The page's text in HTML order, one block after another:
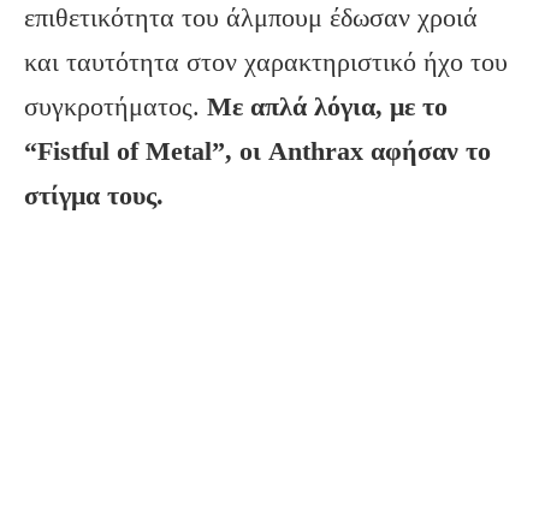
επιθετικότητα του άλμπουμ έδωσαν χροιά
και ταυτότητα στον χαρακτηριστικό ήχο του
συγκροτήματος. Με απλά λόγια, με το
“Fistful of Metal”, οι Anthrax αφήσαν το
στίγμα τους.